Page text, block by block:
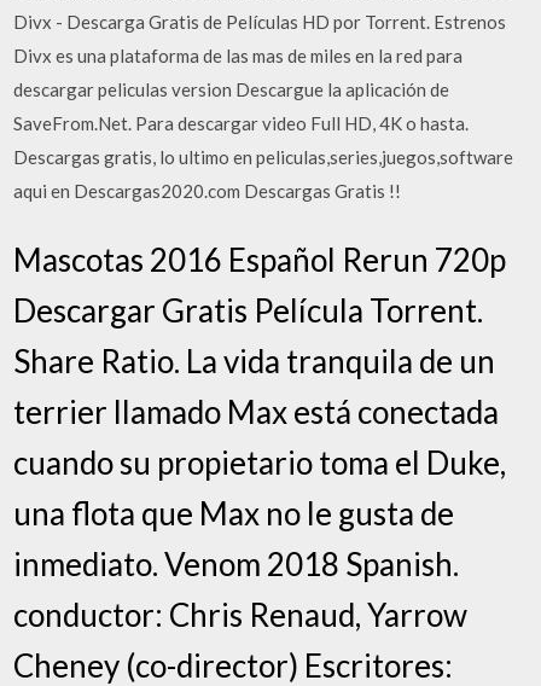
Divx - Descarga Gratis de Películas HD por Torrent. Estrenos
Divx es una plataforma de las mas de miles en la red para
descargar peliculas version Descargue la aplicación de
SaveFrom.Net. Para descargar video Full HD, 4K o hasta.
Descargas gratis, lo ultimo en peliculas,series,juegos,software
aqui en Descargas2020.com Descargas Gratis !!
Mascotas 2016 Español Rerun 720p
Descargar Gratis Película Torrent.
Share Ratio. La vida tranquila de un
terrier llamado Max está conectada
cuando su propietario toma el Duke,
una flota que Max no le gusta de
inmediato. Venom 2018 Spanish.
conductor: Chris Renaud, Yarrow
Cheney (co-director) Escritores: